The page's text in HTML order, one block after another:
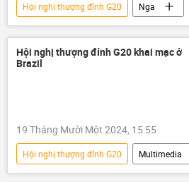
Donald Trump
vũ khí hạt nhân
G20
Brazil
Olaf Scholz
Đức
Pháp NATO
Hội nghị thượng đỉnh G20
Nga
Bộ Ngoại giao Nga
Sergey Lavrov
G20
Brazil
Rio de Janeiro
Kinh tế
Hội nghị thượng đỉnh G20 khai mạc ở
Brazil
19 Tháng Mười Một 2024, 15:55
Hội nghị thượng đỉnh G20
Multimedia
G20
G20
Chính trị